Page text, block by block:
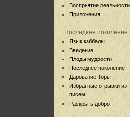
Восприятие реальности
Приложения
Последнее поколение
Язык каббалы
Введение
Плоды мудрости
Последнее поколение
Дарование Торы
Избранные отрывки из
писем
Раскрыть добро